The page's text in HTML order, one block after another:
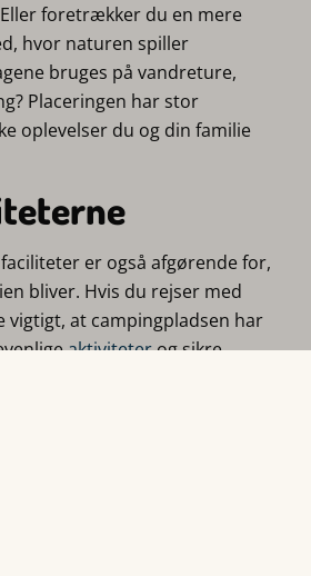
foretrækker du en mere
hvor naturen spiller
bruges på vandreture,
Placeringen har stor
oplevelser du og din familie
faciliteter er også afgørende for,
bliver. Hvis du rejser med
vigtigt, at campingpladsen har
aktiviteterog sikre